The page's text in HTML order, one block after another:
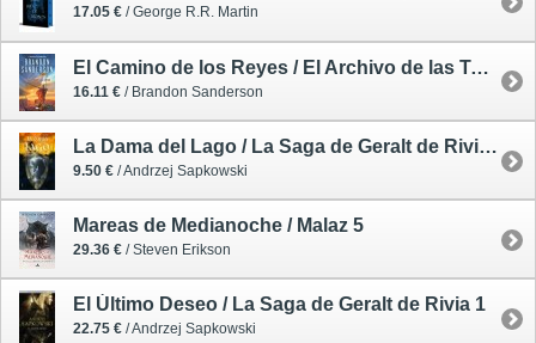
17.05 € / George R.R. Martin
El Camino de los Reyes / El Archivo de las Tormentas 1
16.11 € / Brandon Sanderson
La Dama del Lago / La Saga de Geralt de Rivia 7
9.50 € / Andrzej Sapkowski
Mareas de Medianoche / Malaz 5
29.36 € / Steven Erikson
El Último Deseo / La Saga de Geralt de Rivia 1
22.75 € / Andrzej Sapkowski